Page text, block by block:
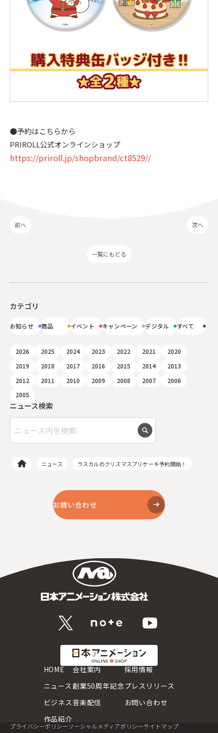
●予約はこちらから
PRIROLL公式オンラインショップ
https://priroll.jp/shopbrand/ct8529//
前へ
一覧にもどる
次へ
ニュース検索
カテゴリ
お知らせ 商品 イベント キャンペーン デジタル すべて
2026 2025 2024 2023 2022 2021
2020
2019
2018 2017 2016 2015 2014
2013
2012
2011 2010 2009 2008 2007
2006
2005
ニュース ラスカルのクリスマスプリケーキ予約開始！
お問い合わせ
HOME
ニュース
ビジネス
作品紹介
会社案内
創業50周年記念
音楽配信
採用情報
プレスリリース
お問い合わせ
プライバシーポリシーソーシャルメディアポリシーサイトマップ